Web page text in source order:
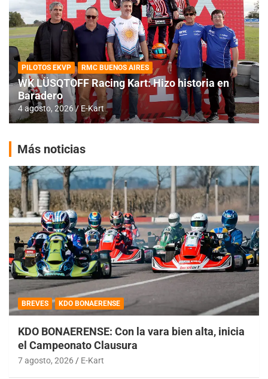
PILOTOS EKVP RMC BUENOS AIRES
WK LÜSQTOFF Racing Kart: Hizo historia en
Baradero
4 agosto, 2026 E-Kart
Más noticias
BREVES KDO BONAERENSE
KDO BONAERENSE: Con la vara bien alta, inicia
el Campeonato Clausura
7 agosto, 2026 E-Kart